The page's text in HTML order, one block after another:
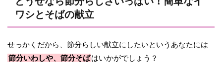
ワシとそばの献立
せっかくだから、節分らしい献立にしたいというあなたには
節分いわしや、節分そばはいかがでしょう？